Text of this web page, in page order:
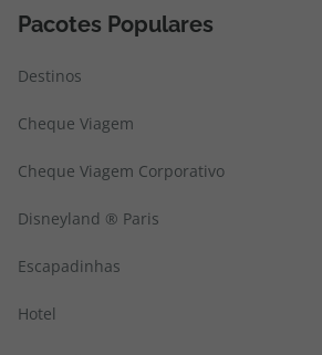
Pacotes Populares
Destinos
Cheque Viagem
Cheque Viagem Corporativo
Disneyland ® Paris
Escapadinhas
Hotel